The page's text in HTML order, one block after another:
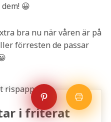
😀
bra nu när våren är på
förresten de passar
i friterat